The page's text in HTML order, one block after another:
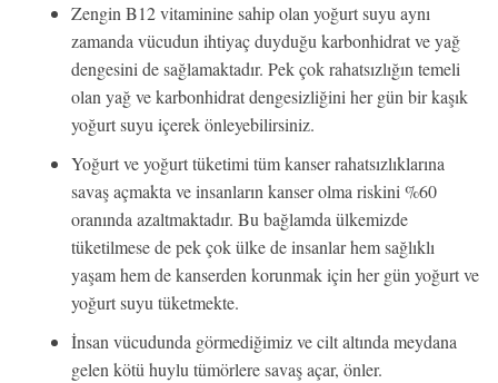
Zengin B12 vitaminine sahip olan yoğurt suyu aynı
zamanda vücudun ihtiyaç duyduğu karbonhidrat ve yağ
dengesini de sağlamaktadır. Pek çok rahatsızlığın temeli
olan yağ ve karbonhidrat dengesizliğini her gün bir kaşık
yoğurt suyu içerek önleyebilirsiniz.
Yoğurt ve yoğurt tüketimi tüm kanser rahatsızlıklarına
savaş açmakta ve insanların kanser olma riskini %60
oranında azaltmaktadır. Bu bağlamda ülkemizde
tüketilmese de pek çok ülke de insanlar hem sağlıklı
yaşam hem de kanserden korunmak için her gün yoğurt ve
yoğurt suyu tüketmekte.
İnsan vücudunda görmediğimiz ve cilt altında meydana
gelen kötü huylu tümörlere savaş açar, önler.